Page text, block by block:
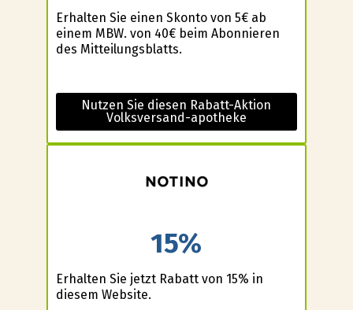
Erhalten Sie einen Skonto von 5€ ab
einem MBW. von 40€ beim Abonnieren
des Mitteilungsblatts.
Nutzen Sie diesen Rabatt-Aktion
Volksversand-apotheke
15%
Erhalten Sie jetzt Rabatt von 15% in
diesem Website.